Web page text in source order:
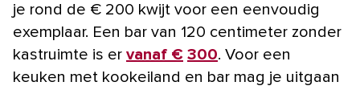
je rond de € 200 kwijt voor een eenvoudig
exemplaar. Een bar van 120 centimeter zonder
kastruimte is er vanaf € 300. Voor een
keuken met kookeiland en bar mag je uitgaan